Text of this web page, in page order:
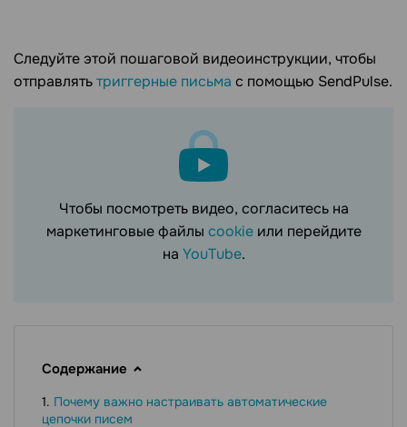
Следуйте этой пошаговой видеоинструкции, чтобы
отправлятьтриггерные письма с помощью SendPulse.
Чтобы посмотреть видео, согласитесь на
маркетинговые файлы cookie или перейдите
на YouTube.
Содержание
Почему важно настраивать автоматические
цепочки писем